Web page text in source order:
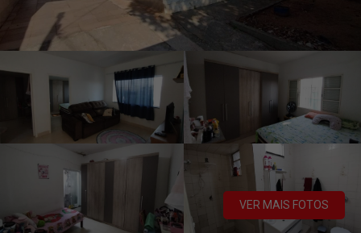
VER MAIS FOTOS